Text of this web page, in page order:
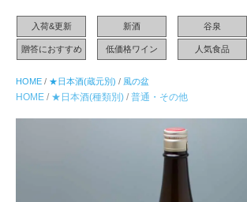
入荷&更新 新酒 谷泉
贈答におすすめ 低価格ワイン 人気食品
HOME / ★日本酒(蔵元別) / 風の盆
HOME / ★日本酒(種類別) / 普通・その他